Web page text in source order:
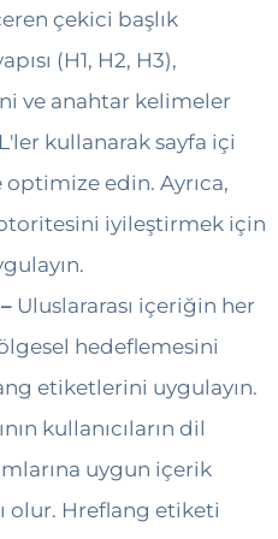
çekici başlık
(H1, H2, H3),
ve anahtar kelimeler
kullanarak sayfa içi
edin. Ayrıca,
iyileştirmek için
Uluslararası içeriğin her
hedeflemesini
etiketlerini uygulayın.
kullanıcıların dil
uygun içerik
olur. Hreflang etiketi